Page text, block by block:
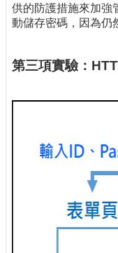
供的防護措施來加強
動儲存密碼，因為仍
第三項實驗：